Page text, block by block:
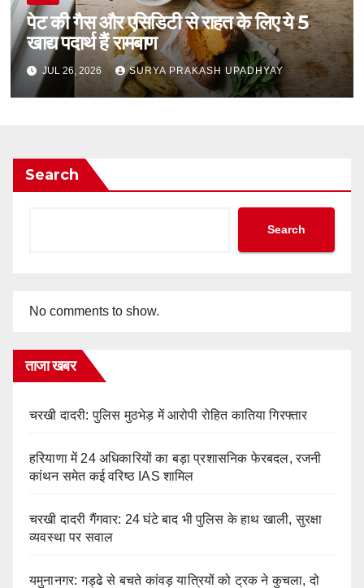
पेट की गैस और एसिडिटी से राहत के लिए ये 5
खाद्य पदार्थ हैं रामबाण
JUL 26, 2026 SURYA PRAKASH UPADHYAY
Search
Search
No comments to show.
ताजा खबर
चरखी दादरी: पुलिस मुठभेड़ में आरोपी रोहित कातिया गिरफ्तार
हरियाणा में 24 अधिकारियों का बड़ा प्रशासनिक फेरबदल, रजनी
कांथन समेत कई वरिष्ठ IAS शामिल
चरखी दादरी गैंगवार: 24 घंटे बाद भी पुलिस के हाथ खाली, सुरक्षा
व्यवस्था पर सवाल
यमुनानगर: गड्ढे से बचते कांवड़ यात्रियों को ट्रक ने कुचला, दो